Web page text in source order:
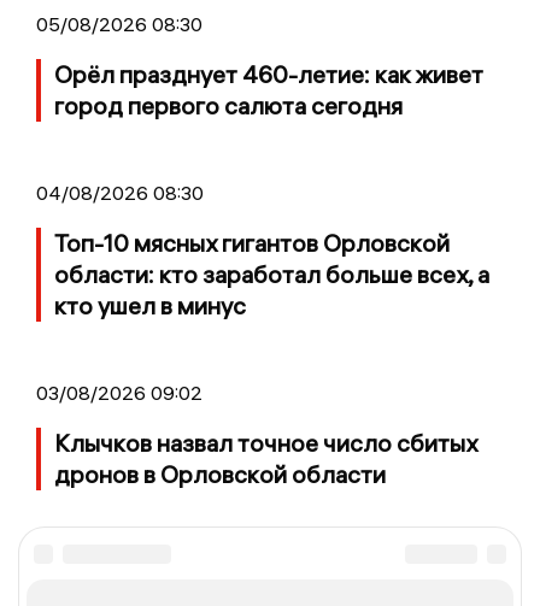
05/08/2026 08:30
Орёл празднует 460-летие: как живет
город первого салюта сегодня
04/08/2026 08:30
Топ-10 мясных гигантов Орловской
области: кто заработал больше всех, а
кто ушел в минус
03/08/2026 09:02
Клычков назвал точное число сбитых
дронов в Орловской области